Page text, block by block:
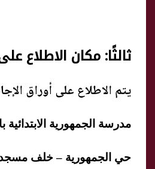
ثالثًا: مكان الاطلاع
يتم الاطلاع على أوراق
مدرسة الجمهورية الابتدائية
حي الجمهورية – خلف